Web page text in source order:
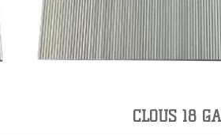
CLOUS 18 GA